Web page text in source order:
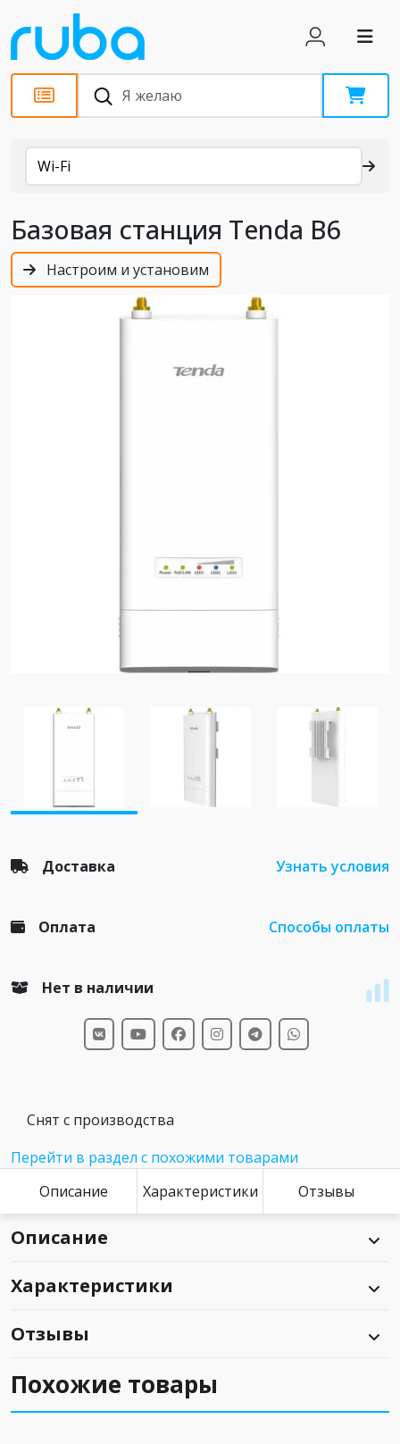
Каталог
Wi-Fi
Базовая станция Tenda B6
Настроим и установим
Доставка Узнать условия
Оплата Способы оплаты
Нет в наличии
Снят с производства
Перейти в раздел с похожими товарами
Описание
Характеристики Отзывы
Описание
Характеристики
Отзывы
Похожие товары